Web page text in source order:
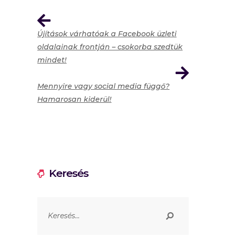
Újítások várhatóak a Facebook üzleti
oldalainak frontján – csokorba szedtük
mindet!
Mennyire vagy social media függő?
Hamarosan kiderül!
Keresés